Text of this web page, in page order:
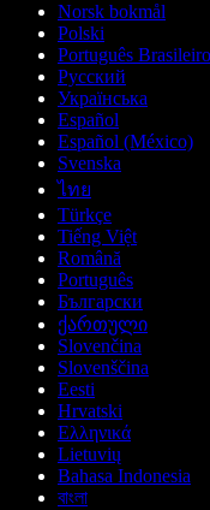
Norsk bokmål
Polski
Português Brasileiro
Русский
Українська
Español
Español (México)
Svenska
ไทย
Türkçe
Tiếng Việt
Română
Português
Български
ქართული
Slovenčina
Slovenščina
Eesti
Hrvatski
Ελληνικά
Lietuvių
Bahasa Indonesia
বাংলা